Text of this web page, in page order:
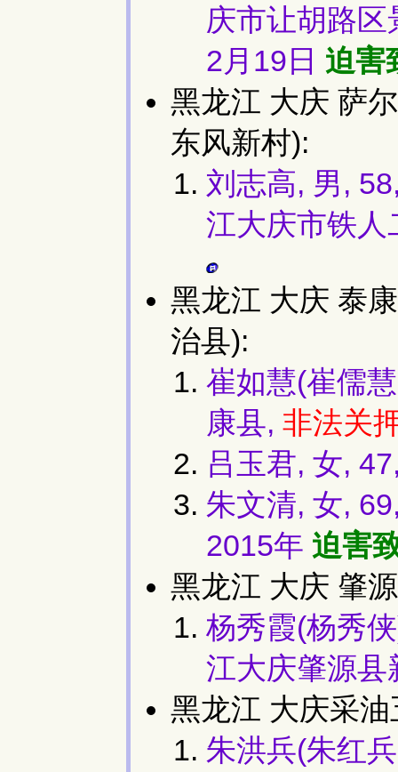
庆市让胡路
2月19日 迫害
黑龙江 大庆 萨
东风新村):
刘志高, 男,
江大庆市铁人
黑龙江 大庆 泰
治县):
崔如慧(崔儒
康县, 非法关
吕玉君, 女,
朱文清, 女,
2015年 迫害
黑龙江 大庆 肇
杨秀霞(杨秀
江大庆肇源
黑龙江 大庆采油
朱洪兵(朱红